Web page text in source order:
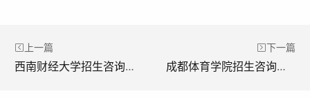
上一篇
西南财经大学招生咨询电话_西南财经大学招办官网
下一篇
成都体育学院招生咨询电话_成都体育学院招办官网